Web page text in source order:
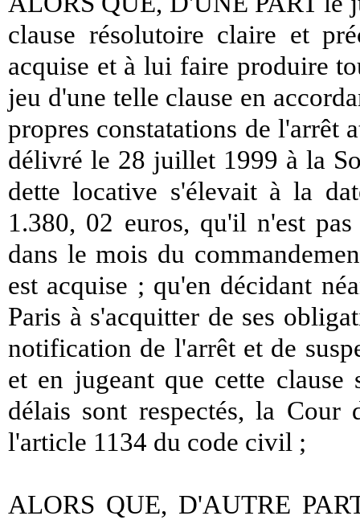
clause résolutoire claire et
acquise et à lui faire produire
jeu d'une telle clause en
propres constatations de l'arrêt
délivré le 28 juillet 1999 à la
dette locative s'élevait à la
1.380, 02 euros, qu'il n'est
dans le mois du
est acquise ; qu'en décidant
Paris à s'acquitter de ses
notification de l'arrêt et de
et en jugeant que cette
délais sont respectés, la
l'article 1134 du code civil ;
ALORS QUE, D'AUTRE